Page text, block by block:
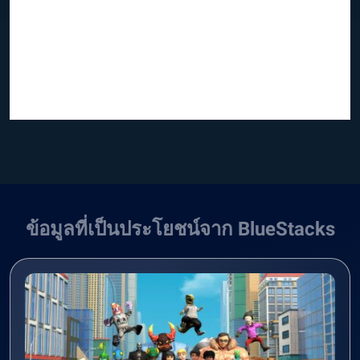
ข้อมูลที่เป็นประโยชน์จาก BlueStacks